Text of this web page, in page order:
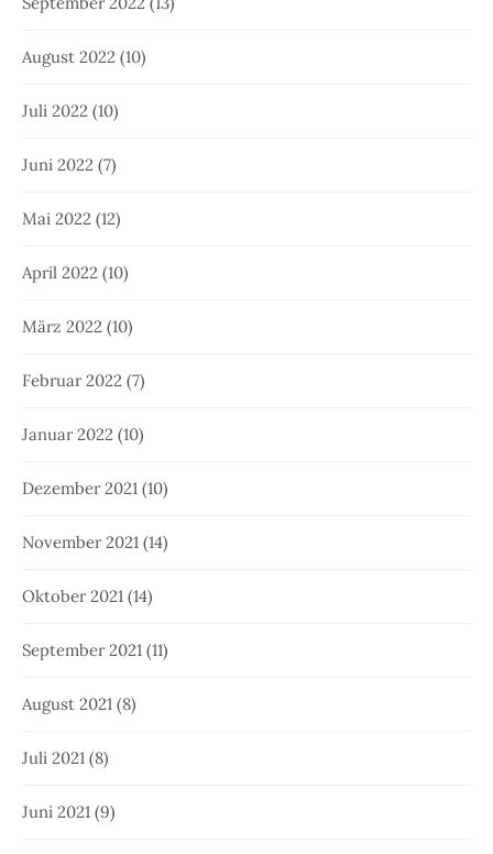
August 2022 (10)
Juli 2022 (10)
Juni 2022 (7)
Mai 2022 (12)
April 2022 (10)
März 2022 (10)
Februar 2022 (7)
Januar 2022 (10)
Dezember 2021 (10)
November 2021 (14)
Oktober 2021 (14)
September 2021 (11)
August 2021 (8)
Juli 2021 (8)
Juni 2021 (9)